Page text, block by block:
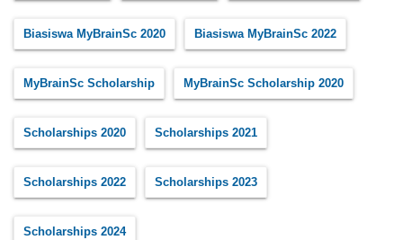
Biasiswa MyBrainSc 2020 Biasiswa MyBrainSc 2022
MyBrainSc Scholarship MyBrainSc Scholarship 2020
Scholarships 2020 Scholarships 2021
Scholarships 2022 Scholarships 2023
Scholarships 2024